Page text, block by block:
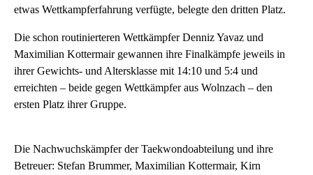
etwas Wettkampferfahrung verfügte, belegte den dritten Platz.
Die schon routinierteren Wettkämpfer Denniz Yavaz und
Maximilian Kottermair gewannen ihre Finalkämpfe jeweils in
ihrer Gewichts- und Altersklasse mit 14:10 und 5:4 und
erreichten – beide gegen Wettkämpfer aus Wolnzach – den
ersten Platz ihrer Gruppe.
Die Nachwuchskämpfer der Taekwondoabteilung und ihre
Betreuer: Stefan Brummer, Maximilian Kottermair, Kirn